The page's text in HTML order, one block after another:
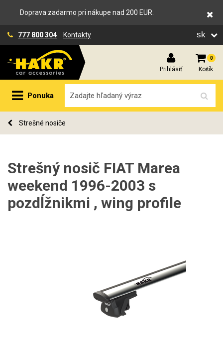
Doprava zadarmo pri nákupe nad 200 EUR.
777 800 304 Kontakty sk
Prihlásiť
0
Košík
Ponuka
Strešné nosiče
Strešný nosič FIAT Marea
weekend 1996-2003 s
pozdĺžnikmi , wing profile